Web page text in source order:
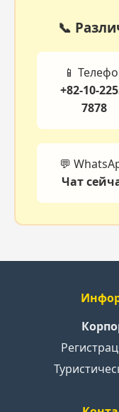
📞
📱
+82-10-
7878
💬
Чат